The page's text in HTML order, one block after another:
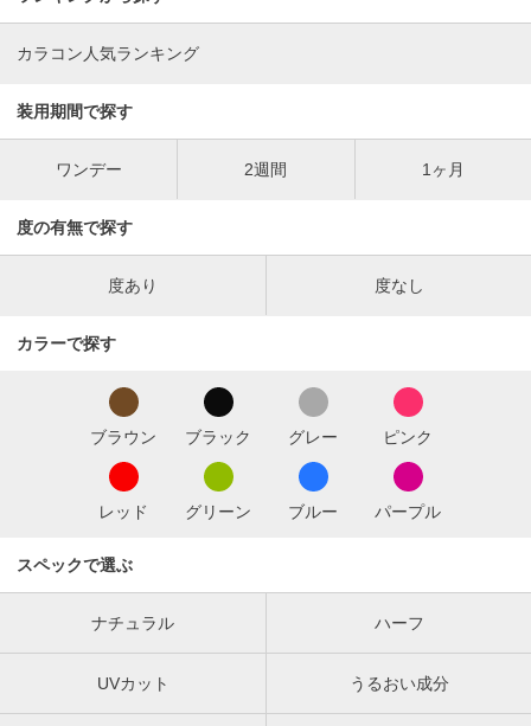
カラコン人気ランキング
装用期間で探す
ワンデー 2週間 1ヶ月
度の有無で探す
度あり 度なし
カラーで探す
ブラウン ブラック グレー ピンク
レッド グリーン ブルー パープル
スペックで選ぶ
ナチュラル ハーフ
UVカット うるおい成分